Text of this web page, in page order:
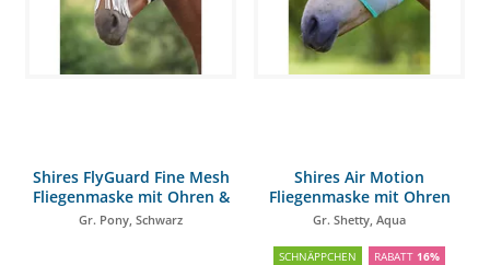
Shires FlyGuard Fine Mesh
Fliegenmaske mit Ohren &
Nasenfransen
Gr. Pony, Schwarz
Shires Air Motion
Fliegenmaske mit Ohren
Gr. Shetty, Aqua
SCHNÄPPCHEN RABATT 16%